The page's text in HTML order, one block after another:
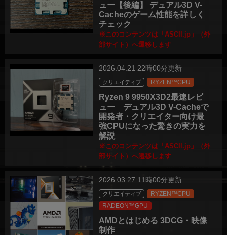
ュー【後編】 デュアル3D V-
Cacheのゲーム性能を詳しく
チェック
※このコンテンツは「ASCII.jp」（外
部サイト）へ遷移します
2026.04.21 22時00分更新
クリエイティブ RYZEN™CPU
Ryzen 9 9950X3D2最速レビ
ュー デュアル3D V-Cacheで
開発者・クリエイター向け最
強CPUになった驚きの実力を
解説
※このコンテンツは「ASCII.jp」（外
部サイト）へ遷移します
2026.03.27 11時00分更新
クリエイティブ
RYZEN™CPU
RADEON™GPU
AMDとはじめる 3DCG・映像
制作